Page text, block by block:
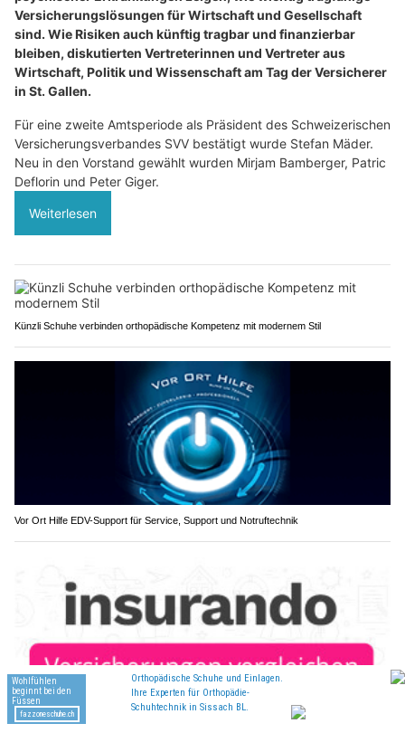
Versicherungslösungen für Wirtschaft und Gesellschaft
sind. Wie Risiken auch künftig tragbar und finanzierbar
bleiben, diskutierten Vertreterinnen und Vertreter aus
Wirtschaft, Politik und Wissenschaft am Tag der Versicherer
in St. Gallen.
Für eine zweite Amtsperiode als Präsident des Schweizerischen
Versicherungsverbandes SVV bestätigt wurde Stefan Mäder.
Neu in den Vorstand gewählt wurden Mirjam Bamberger, Patric
Deflorin und Peter Giger.
Weiterlesen
Künzli Schuhe verbinden orthopädische Kompetenz mit modernem Stil
Vor Ort Hilfe EDV-Support für Service, Support und Notruftechnik
Krankenversicherungsschutz vergleichen & sparen – insurando.ch